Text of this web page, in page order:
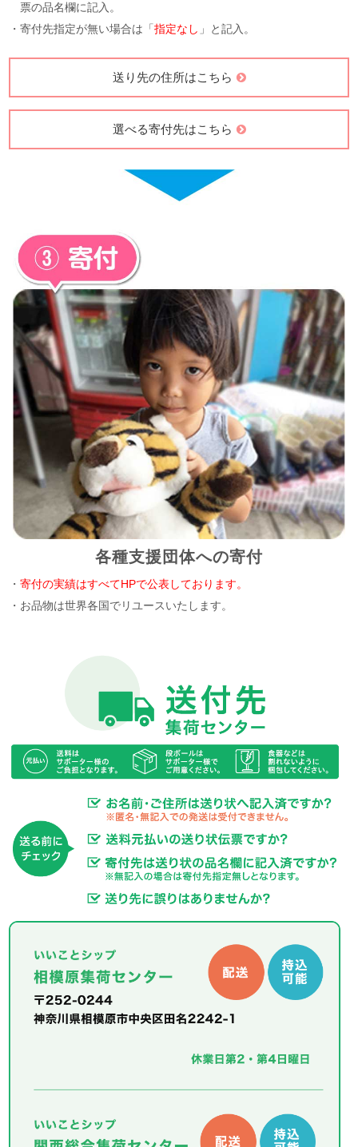
票の品名欄に記入。
・寄付先指定が無い場合は「指定なし 」と記入。
送り先の住所はこちら
選べる寄付先はこちら
各種支援団体への寄付
・寄付の実績はすべてHPで公表しております。
・お品物は世界各国でリユースいたします。